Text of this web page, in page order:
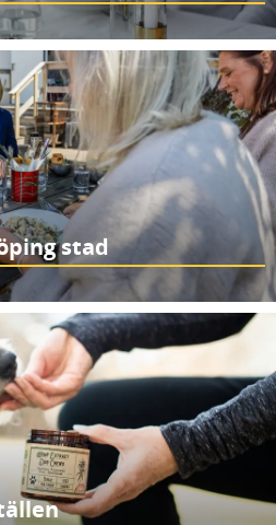
stad